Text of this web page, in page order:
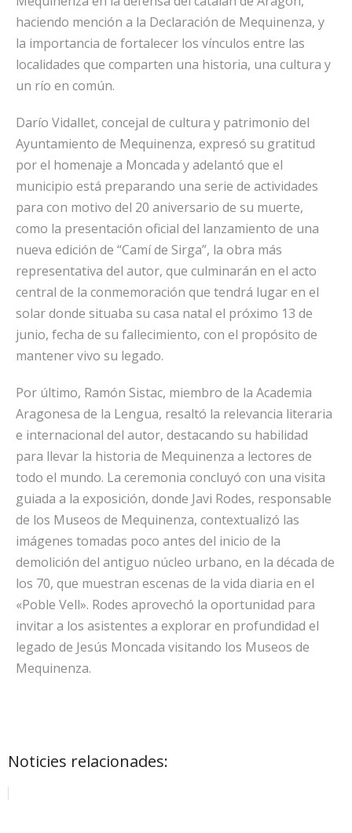
haciendo mención a la Declaración de Mequinenza, y
la importancia de fortalecer los vínculos entre las
localidades que comparten una historia, una cultura y
un río en común.
Darío Vidallet, concejal de cultura y patrimonio del
Ayuntamiento de Mequinenza, expresó su gratitud
por el homenaje a Moncada y adelantó que el
municipio está preparando una serie de actividades
para con motivo del 20 aniversario de su muerte,
como la presentación oficial del lanzamiento de una
nueva edición de “Camí de Sirga”, la obra más
representativa del autor, que culminarán en el acto
central de la conmemoración que tendrá lugar en el
solar donde situaba su casa natal el próximo 13 de
junio, fecha de su fallecimiento, con el propósito de
mantener vivo su legado.
Por último, Ramón Sistac, miembro de la Academia
Aragonesa de la Lengua, resaltó la relevancia literaria
e internacional del autor, destacando su habilidad
para llevar la historia de Mequinenza a lectores de
todo el mundo. La ceremonia concluyó con una visita
guiada a la exposición, donde Javi Rodes, responsable
de los Museos de Mequinenza, contextualizó las
imágenes tomadas poco antes del inicio de la
demolición del antiguo núcleo urbano, en la década de
los 70, que muestran escenas de la vida diaria en el
«Poble Vell». Rodes aprovechó la oportunidad para
invitar a los asistentes a explorar en profundidad el
legado de Jesús Moncada visitando los Museos de
Mequinenza.
Noticies relacionades: